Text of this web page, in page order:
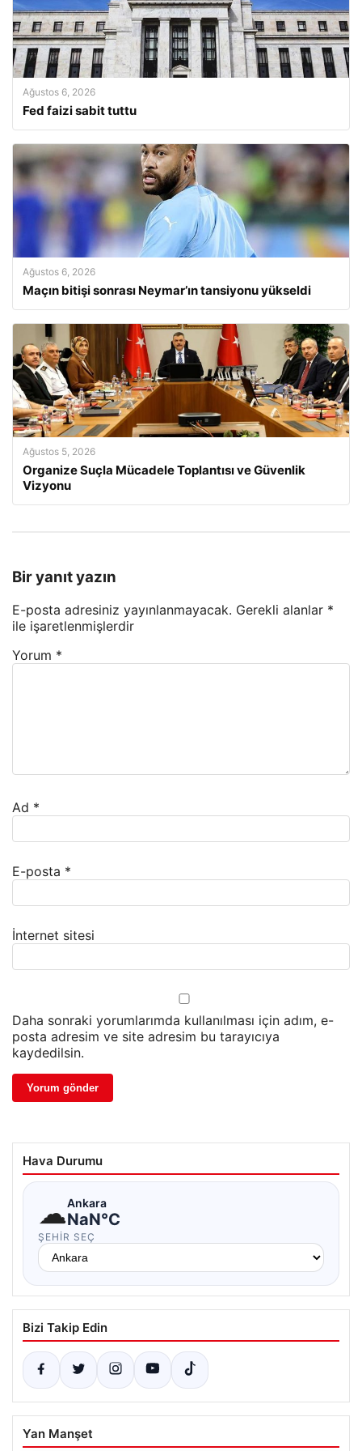
Ağustos 6, 2026
Fed faizi sabit tuttu
Ağustos 6, 2026
Maçın bitişi sonrası Neymar’ın tansiyonu yükseldi
Ağustos 5, 2026
Organize Suçla Mücadele Toplantısı ve Güvenlik
Vizyonu
Bir yanıt yazın
E-posta adresiniz yayınlanmayacak. Gerekli alanlar *
ile işaretlenmişlerdir
Yorum *
Ad *
E-posta *
İnternet sitesi
Daha sonraki yorumlarımda kullanılması için adım, e-
posta adresim ve site adresim bu tarayıcıya
kaydedilsin.
Hava Durumu
☁Ankara
NaN°C
ŞEHIR SEÇ
Bizi Takip Edin
Yan Manşet